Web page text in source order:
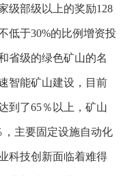
级部级以上的奖励128
低于30%的比例增资投
省级的绿色矿山的名
智能矿山建设，目前
到了65％以上，矿山
主要固定设施自动化
科技创新面临着难得